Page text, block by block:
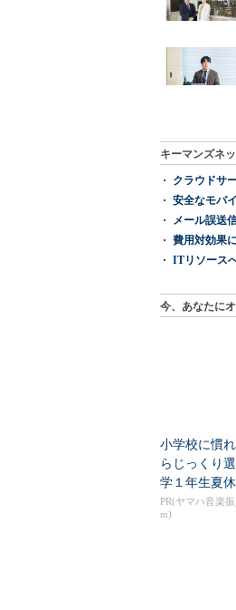
キーマンズネ
クラウドサ
安全なモバ
メール誤送
費用対効果
ITリソース
今、あなたに
小学校に慣
らじっくり
学１年生夏
「音楽教室
PR(ヤマハ音楽
m)